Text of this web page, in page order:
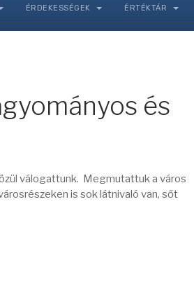
ÉRDEKESSÉGEK ÉRTÉKTÁR
és
válogattunk. Megmutattuk a város
is sok látnivaló van, sőt